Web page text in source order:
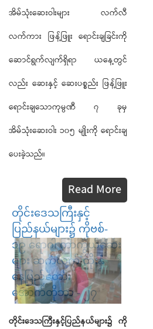
အိမ်သုံးဆေးဝါးများ လက်လီ
လက်ကား ဖြန့်ဖြူး ရောင်းချခြင်းကို
ဆောင်ရွက်လျက်ရှိရာ ယနေ့တွင်
လည်း ဆေးနှင့် ဆေးပစ္စည်း ဖြန့်ဖြူး
ရောင်းချသောကုမ္ပဏီ ၇ ခုမှ
အိမ်သုံးဆေးဝါး ၁၀၅ မျိုးကို ရောင်းချ
ပေးခဲ့သည်။
Read More
တိုင်းဒေသကြီးနှင့်
ပြည်နယ်များ၌ ကိုဗစ်-
၁၉ ရောဂါ ကာကွယ်ဆေး
များ ဆက်လက် ထိုးနှံ
နေပြည်တော်၊
အောက်တိုဘာ - ၂၇
တိုင်းဒေသကြီးနှင့်ပြည်နယ်များ၌ ကို